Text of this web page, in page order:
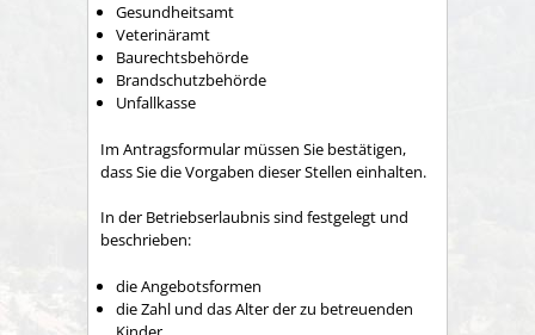
Gesundheitsamt
Veterinäramt
Baurechtsbehörde
Brandschutzbehörde
Unfallkasse
Im Antragsformular müssen Sie bestätigen,
dass Sie die Vorgaben dieser Stellen einhalten.
In der Betriebserlaubnis sind festgelegt und
beschrieben:
die Angebotsformen
die Zahl und das Alter der zu betreuenden